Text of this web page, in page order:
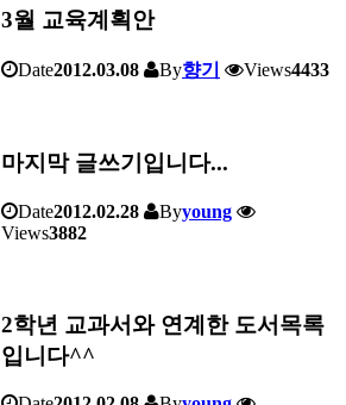
3월 교육계획안
Date2012.03.08 By향기 Views4433
마지막 글쓰기입니다...
Date2012.02.28 Byyoung
Views3882
2학년 교과서와 연계한 도서목록
입니다^^